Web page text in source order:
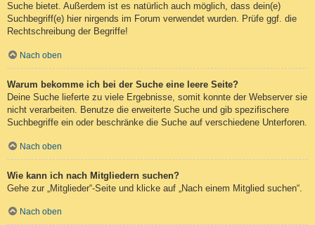
Suche bietet. Außerdem ist es natürlich auch möglich, dass dein(e)
Suchbegriff(e) hier nirgends im Forum verwendet wurden. Prüfe ggf. die
Rechtschreibung der Begriffe!
Nach oben
Warum bekomme ich bei der Suche eine leere Seite?
Deine Suche lieferte zu viele Ergebnisse, somit konnte der Webserver sie
nicht verarbeiten. Benutze die erweiterte Suche und gib spezifischere
Suchbegriffe ein oder beschränke die Suche auf verschiedene Unterforen.
Nach oben
Wie kann ich nach Mitgliedern suchen?
Gehe zur „Mitglieder“-Seite und klicke auf „Nach einem Mitglied suchen“.
Nach oben